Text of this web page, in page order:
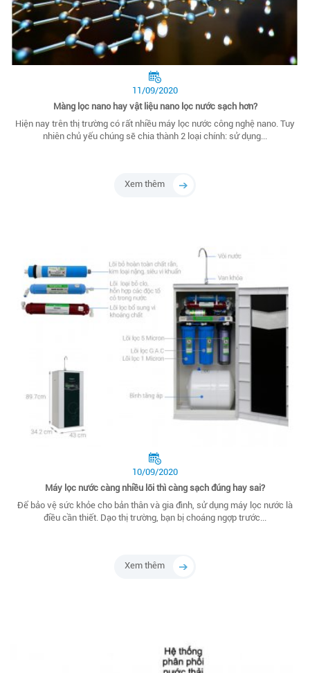
11/09/2020
Màng lọc nano hay vật liệu nano lọc nước sạch hơn?
Hiện nay trên thị trường có rất nhiều máy lọc nước công nghệ nano. Tuy
nhiên chủ yếu chúng sẽ chia thành 2 loại chính: sử dụng...
Xem thêm
10/09/2020
Máy lọc nước càng nhiều lõi thì càng sạch đúng hay sai?
Để bảo vệ sức khỏe cho bản thân và gia đình, sử dụng máy lọc nước là
điều cần thiết. Dạo thị trường, bạn bị choáng ngợp trước...
Xem thêm